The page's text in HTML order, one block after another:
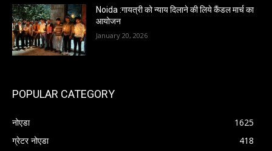
Noida :गायत्री को न्याय दिलाने की लिये कैंडल मार्च का
आयोजन
January 20, 2026
POPULAR CATEGORY
नोएडा
1625
ग्रेटर नोएडा
418